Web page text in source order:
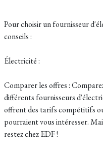
Pour choisir un fournisseur
conseils :
Électricité :
Comparer les offres :
différents fournisseurs
offrent des tarifs compétitifs
pourraient vous intéresser.
restez chez EDF !